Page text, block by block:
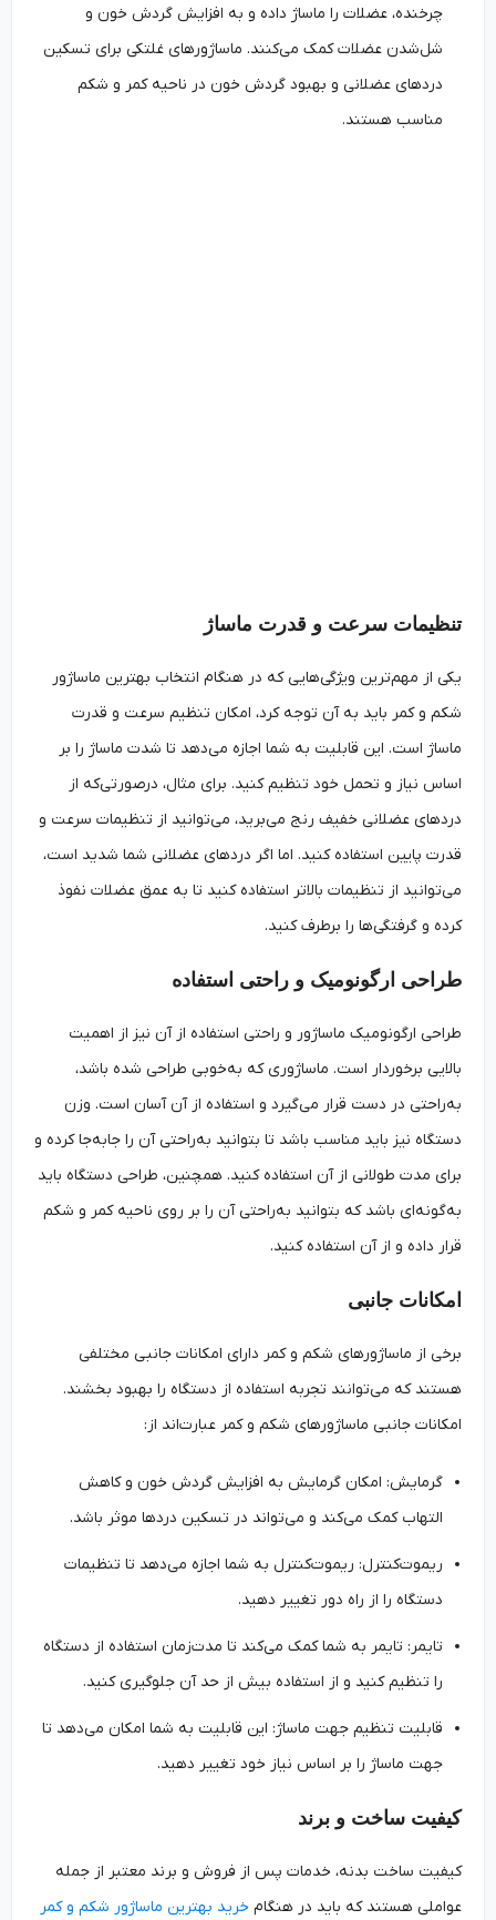
چرخنده، عضلات را ماساژ داده و به افزایش گردش خون و
شل‌شدن عضلات کمک می‌کنند. ماساژورهای غلتکی برای تسکین
دردهای عضلانی و بهبود گردش خون در ناحیه کمر و شکم
مناسب هستند.
تنظیمات سرعت و قدرت ماساژ
یکی از مهم‌ترین ویژگی‌هایی که در هنگام انتخاب بهترین ماساژور
شکم و کمر باید به آن توجه کرد، امکان تنظیم سرعت و قدرت
ماساژ است. این قابلیت به شما اجازه می‌دهد تا شدت ماساژ را بر
اساس نیاز و تحمل خود تنظیم کنید. برای مثال، درصورتی‌که از
دردهای عضلانی خفیف رنج می‌برید، می‌توانید از تنظیمات سرعت و
قدرت پایین استفاده کنید. اما اگر دردهای عضلانی شما شدید است،
می‌توانید از تنظیمات بالاتر استفاده کنید تا به عمق عضلات نفوذ
کرده و گرفتگی‌ها را برطرف کنید.
طراحی ارگونومیک و راحتی استفاده
طراحی ارگونومیک ماساژور و راحتی استفاده از آن نیز از اهمیت
بالایی برخوردار است. ماساژوری که به‌خوبی طراحی شده باشد،
به‌راحتی در دست قرار می‌گیرد و استفاده از آن آسان است. وزن
دستگاه نیز باید مناسب باشد تا بتوانید به‌راحتی آن را جابه‌جا کرده و
برای مدت طولانی از آن استفاده کنید. همچنین، طراحی دستگاه باید
به‌گونه‌ای باشد که بتوانید به‌راحتی آن را بر روی ناحیه کمر و شکم
قرار داده و از آن استفاده کنید.
امکانات جانبی
برخی از ماساژورهای شکم و کمر دارای امکانات جانبی مختلفی
هستند که می‌توانند تجربه استفاده از دستگاه را بهبود بخشند.
امکانات جانبی ماساژورهای شکم و کمر عبارت‌اند از:
گرمایش: امکان گرمایش به افزایش گردش خون و کاهش
التهاب کمک می‌کند و می‌تواند در تسکین دردها موثر باشد.
ریموت‌کنترل: ریموت‌کنترل به شما اجازه می‌دهد تا تنظیمات
دستگاه را از راه دور تغییر دهید.
تایمر: تایمر به شما کمک می‌کند تا مدت‌زمان استفاده از دستگاه
را تنظیم کنید و از استفاده بیش از حد آن جلوگیری کنید.
قابلیت تنظیم جهت ماساژ: این قابلیت به شما امکان می‌دهد تا
جهت ماساژ را بر اساس نیاز خود تغییر دهید.
کیفیت ساخت و برند
کیفیت ساخت بدنه، خدمات پس از فروش و برند معتبر از جمله
عواملی هستند که باید در هنگامخرید بهترین ماساژور شکم و کمر